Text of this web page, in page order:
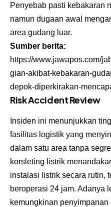
Penyebab pasti kebakaran
namun dugaan awal
area gudang luar.
Sumber berita:
https://www.jawapos.com/
gian-akibat-kebakaran-
depok-diperkirakan-
Risk Accident Review
Insiden ini menunjukkan
fasilitas logistik yang
dalam satu area tanpa
korsleting listrik
instalasi listrik secara rutin,
beroperasi 24 jam. Adanya
kemungkinan